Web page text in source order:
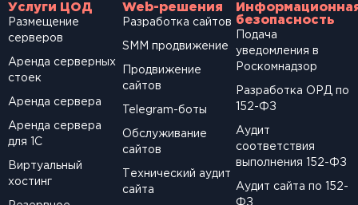
Услуги ЦОД
Размещение
серверов
Аренда серверных
стоек
Аренда сервера
Аренда сервера
для 1С
Виртуальный
хостинг
Web-решения
Разработка сайтов
SМM продвижение
Продвижение
сайтов
Telegram-боты
Обслуживание
сайтов
Технический аудит
сайта
безопасность
Подача
уведомления в
Роскомнадзор
Разработка ОРД по
152-ФЗ
Аудит
соответствия
выполнения 152-ФЗ
Аудит сайта по 152-
ФЗ